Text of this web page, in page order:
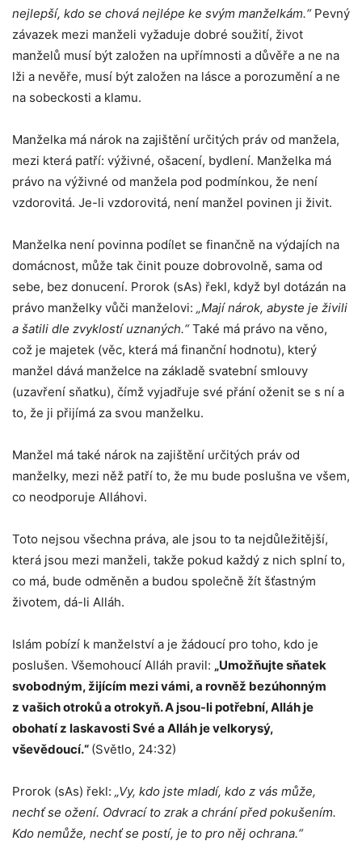
nejlepší, kdo se chová nejlépe ke svým manželkám.“Pevný
závazek mezi manželi vyžaduje dobré soužití, život
manželů musí být založen na upřímnosti a důvěře a ne na
lži a nevěře, musí být založen na lásce a porozumění a ne
na sobeckosti a klamu.
Manželka má nárok na zajištění určitých práv od manžela,
mezi která patří: výživné, ošacení, bydlení. Manželka má
právo na výživné od manžela pod podmínkou, že není
vzdorovitá. Je-li vzdorovitá, není manžel povinen ji živit.
Manželka není povinna podílet se finančně na výdajích na
domácnost, může tak činit pouze dobrovolně, sama od
sebe, bez donucení. Prorok (sAs) řekl, když byl dotázán na
právo manželky vůči manželovi: „Mají nárok, abyste je živili
a šatili dle zvyklostí uznaných.“Také má právo na věno,
což je majetek (věc, která má finanční hodnotu), který
manžel dává manželce na základě svatební smlouvy
(uzavření sňatku), čímž vyjadřuje své přání oženit se s ní a
to, že ji přijímá za svou manželku.
Manžel má také nárok na zajištění určitých práv od
manželky, mezi něž patří to, že mu bude poslušna ve všem,
co neodporuje Alláhovi.
Toto nejsou všechna práva, ale jsou to ta nejdůležitější,
která jsou mezi manželi, takže pokud každý z nich splní to,
co má, bude odměněn a budou společně žít šťastným
životem, dá-li Alláh.
Islám pobízí k manželství a je žádoucí pro toho, kdo je
poslušen. Všemohoucí Alláh pravil: „Umožňujte sňatek
svobodným, žijícím mezi vámi, a rovněž bezúhonným
z vašich otroků a otrokyň. A jsou-li potřební, Alláh je
obohatí z laskavosti Své a Alláh je velkorysý,
vševědoucí.“ (Světlo, 24:32)
Prorok (sAs) řekl: „Vy, kdo jste mladí, kdo z vás může,
nechť se ožení. Odvrací to zrak a chrání před pokušením.
Kdo nemůže, nechť se postí, je to pro něj ochrana.“